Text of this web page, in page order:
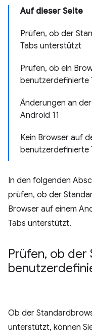
Auf dieser Seite
Prüfen, ob der
Tabs unterstützt
Prüfen, ob ein
benutzerdefinierte
Änderungen an
Android 11
Kein Browser auf
benutzerdefinierte
In den folgenden
prüfen, ob der
Browser auf einem
Tabs unterstützt.
Prüfen, ob der
Ob der
unterstützt, können